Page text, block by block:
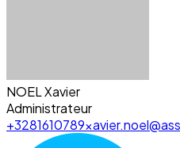
NOEL Xavier
Administrateur
+3281610789